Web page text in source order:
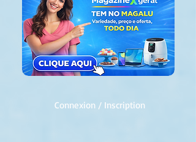
Connexion / Inscription